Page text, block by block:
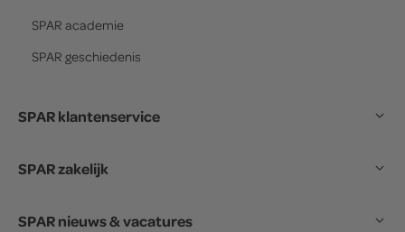
SPAR academie
SPAR geschiedenis
SPAR klantenservice
SPAR zakelijk
SPAR nieuws & vacatures